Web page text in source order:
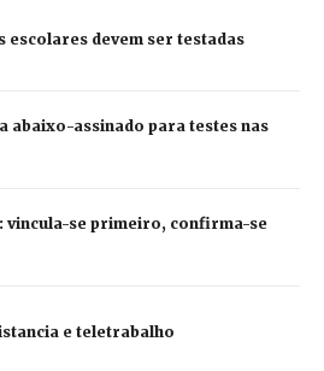
escolares devem ser testadas
abaixo-assinado para testes nas
vincula-se primeiro, confirma-se
e teletrabalho